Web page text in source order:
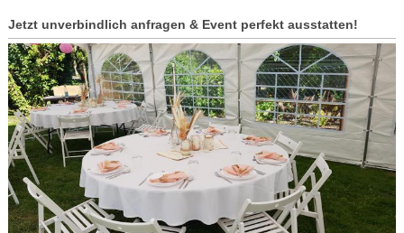
Jetzt unverbindlich anfragen & Event perfekt ausstatten!